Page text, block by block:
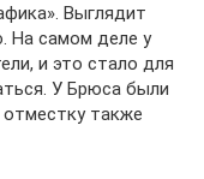
Выглядит
На самом деле у
и это стало для
У Брюса были
также